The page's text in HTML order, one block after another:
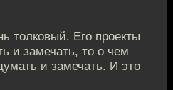
толковый. Его проекты
и замечать, то о чем
и замечать. И это